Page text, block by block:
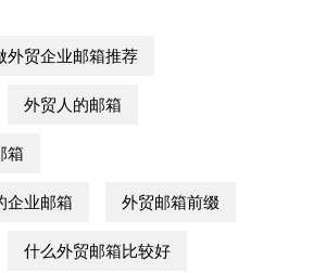
外贸企业邮箱推荐
外贸人的邮箱
箱
企业邮箱 外贸邮箱前缀
什么外贸邮箱比较好